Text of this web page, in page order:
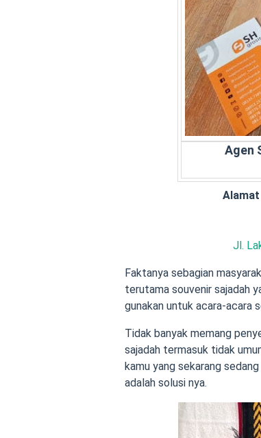
Agen
Jl.
Faktanya sebagian
terutama souvenir sajadah
gunakan untuk acara-acara
Tidak banyak memang
sajadah termasuk tidak
kamu yang sekarang
adalah solusi nya.